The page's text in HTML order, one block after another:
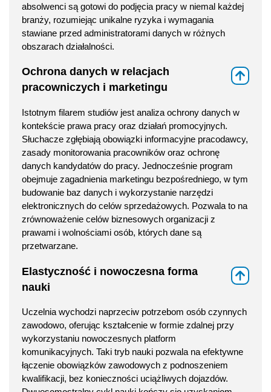
absolwenci są gotowi do podjęcia pracy w niemal każdej
branży, rozumiejąc unikalne ryzyka i wymagania
stawiane przed administratorami danych w różnych
obszarach działalności.
Ochrona danych w relacjach
pracowniczych i marketingu
Istotnym filarem studiów jest analiza ochrony danych w
kontekście prawa pracy oraz działań promocyjnych.
Słuchacze zgłębiają obowiązki informacyjne pracodawcy,
zasady monitorowania pracowników oraz ochronę
danych kandydatów do pracy. Jednocześnie program
obejmuje zagadnienia marketingu bezpośredniego, w tym
budowanie baz danych i wykorzystanie narzędzi
elektronicznych do celów sprzedażowych. Pozwala to na
zrównoważenie celów biznesowych organizacji z
prawami i wolnościami osób, których dane są
przetwarzane.
Elastyczność i nowoczesna forma
nauki
Uczelnia wychodzi naprzeciw potrzebom osób czynnych
zawodowo, oferując kształcenie w formie zdalnej przy
wykorzystaniu nowoczesnych platform
komunikacyjnych. Taki tryb nauki pozwala na efektywne
łączenie obowiązków zawodowych z podnoszeniem
kwalifikacji, bez konieczności uciążliwych dojazdów.